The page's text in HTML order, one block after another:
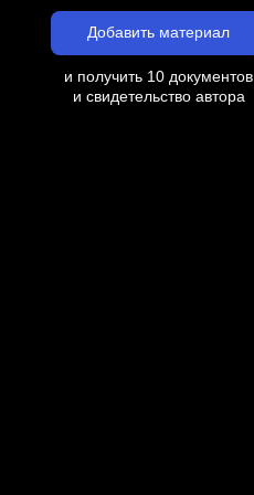
Добавить материал
и получить 10 документов
и свидетельство автора